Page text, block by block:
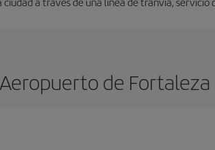
Aeropuerto de Fortaleza